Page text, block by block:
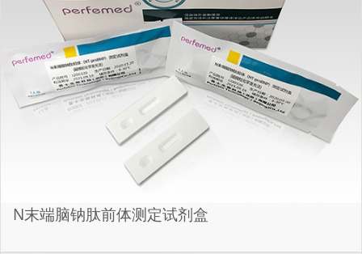
N末端脑钠肽前体测定试剂盒